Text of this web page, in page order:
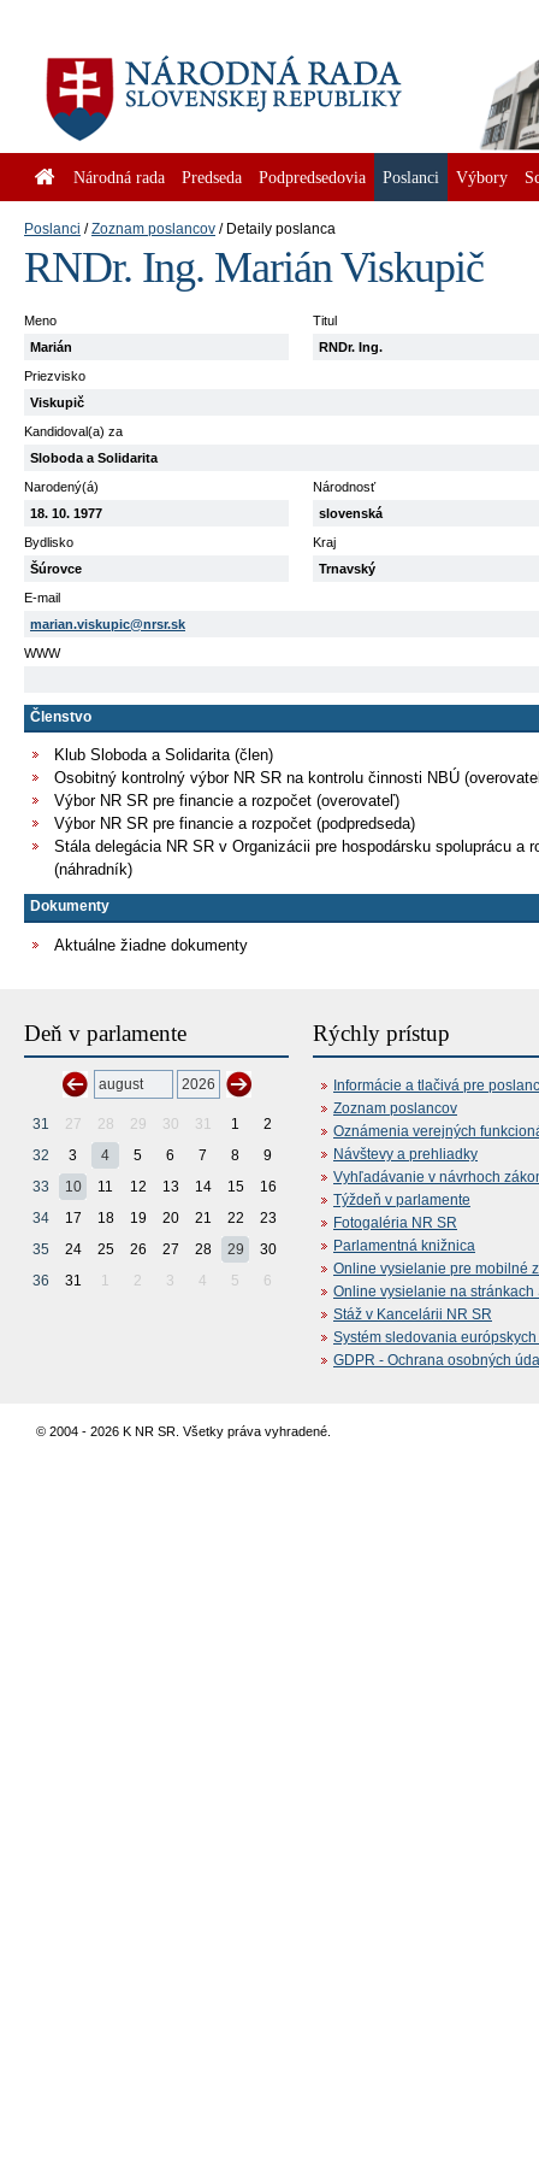
Národná rada Predseda Podpredsedovia Poslanci Výbory
Poslanci Zoznam poslancov Detaily poslanca
RNDr. Ing. Marián Viskupič
Meno
Marián
Titul
RNDr. Ing.
Priezvisko
Viskupič
Kandidoval(a) za
Sloboda a Solidarita
Narodený(á)
18. 10. 1977
Národnosť
slovenská
Bydlisko
Šúrovce
Kraj
Trnavský
E-mail
marian.viskupic@nrsr.sk
WWW
Členstvo
Klub Sloboda a Solidarita (člen)
Osobitný kontrolný výbor NR SR na kontrolu činnosti NBÚ
Výbor NR SR pre financie a rozpočet (overovateľ)
Výbor NR SR pre financie a rozpočet (podpredseda)
Stála delegácia NR SR v Organizácii pre hospodársku spoluprácu a
(náhradník)
Dokumenty
Aktuálne žiadne dokumenty
Deň v parlamente
31 27 28 29 30 31 1
2
32
3 4 5 6 7 8
9
33
10 11 12 13 14 15
16
34
17 18 19 20 21 22
23
35
24 25 26 27 28 29
30
36
31 1 2 3 4 5 6
Rýchly prístup
Informácie a tlačivá pre
Zoznam poslancov
Oznámenia verejných
Návštevy a prehliadky
Vyhľadávanie v návrhoch
Týždeň v parlamente
Fotogaléria NR SR
Parlamentná knižnica
Online vysielanie pre mobilné
Online vysielanie na stránkach
Stáž v Kancelárii NR SR
Systém sledovania
GDPR - Ochrana osobných
© 2004 - 2026 K NR SR. Všetky práva vyhradené.